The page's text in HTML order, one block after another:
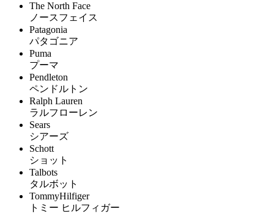
The North Face
ノースフェイス
Patagonia
パタゴニア
Puma
プーマ
Pendleton
ペンドルトン
Ralph Lauren
ラルフローレン
Sears
シアーズ
Schott
ショット
Talbots
タルボット
TommyHilfiger
トミー ヒルフィガー